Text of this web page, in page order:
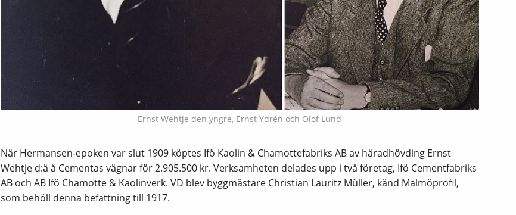
Ernst Wehtje den yngre, Ernst Ydrèn och Olof Lund
När Hermansen-epoken var slut 1909 köptes Ifö Kaolin & Chamottefabriks AB av häradhövding Ernst
Wehtje d:ä å Cementas vägnar för 2.905.500 kr. Verksamheten delades upp i två företag, Ifö Cementfabriks
AB och AB Ifö Chamotte & Kaolinverk. VD blev byggmästare Christian Lauritz Müller, känd Malmöprofil,
som behöll denna befattning till 1917.